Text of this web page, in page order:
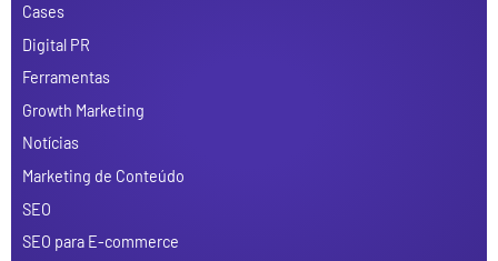
Cases
Digital PR
Ferramentas
Growth Marketing
Notícias
Marketing de Conteúdo
SEO
SEO para E-commerce